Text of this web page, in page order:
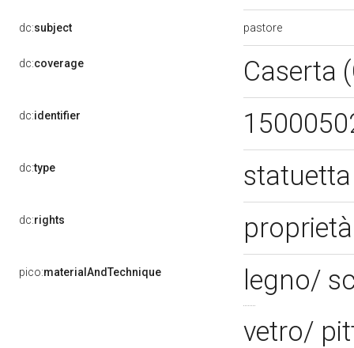
dc:subject pastore
dc:coverage Caserta
dc:identifier
dc:type
dc:rights
pico:materialAndTechnique
legno/
vetro/